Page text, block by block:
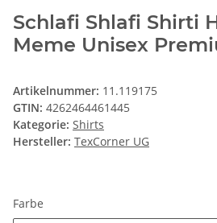
Schlafi Shlafi Shirti
Meme Unisex
Artikelnummer: 11.119175
GTIN: 4262464461445
Kategorie: Shirts
Hersteller: TexCorner UG
Farbe